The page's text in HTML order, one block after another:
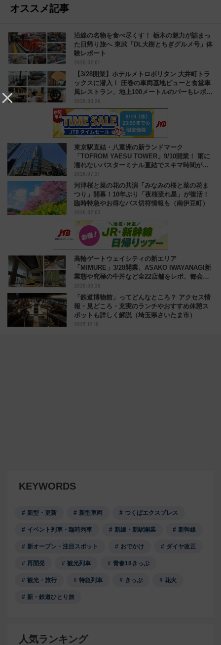
オススメ記事
沿線の名物を食べ尽くす！ 栃木の魅力が詰まっ
た日帰り旅へ 東武「DL大樹とちぎグルメ号」体
験レポート
2026.02.01
【3/28開業】ホテルメトロポリタン 大井町トラ
ックスに潜入！ 圧巻の車両基地ビューと食堂車
風レストラン、地上100メートルのバーもレポー
ト
2026.03.26
東京駅直結・八重洲の新ランドマーク
「TOFROM YAESU TOWER」9/10開業！ 雨に
濡れないバスターミナル直結でスキマ時間が充
実
2026.07.21
河津桜と菜の花の共演「みなみの桜と菜の花ま
つり」開幕！10年ぶり「夜桜流れ星」が復活！
臨時特急やお得なバス切符情報も（南伊豆町）
2026.02.03
高輪ゲートウェイシティの新エリア
「MIMURE」3/28開業、ASAKO IWAYANAGI新
業態や究極の牛丼など全22店舗をレポ、都会
に“雨”が降る？
2026.03.28
「鉄道博物館」ってどんなところ？ アクセス情
報・見どころ・充実のランチやおすすめ休憩ス
ポットも詳しく解説（埼玉県さいたま市）
2025.12.10
KEYWORDS
新型・更新 新型車両 つくばエクスプレス
イベント列車・臨時列車 新線・新駅開業 新幹線
新オープン・注目スポット おでかけ ダイヤ改正
再開発 観光列車 青春18きっぷ
観光・旅行 特急列車 きっぷ 花火
新・鉄道ひとり旅
人気ランキング